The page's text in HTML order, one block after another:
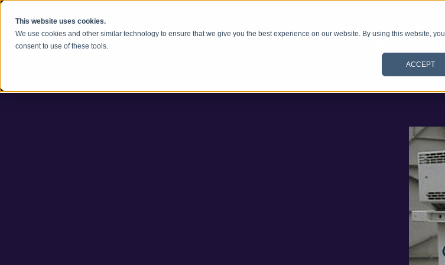
This website uses cookies.
We use cookies and other similar technology to ensure that we give you the best experience on our website. By using this website, you
consent to use of these tools.
ACCEPT
Skip to content